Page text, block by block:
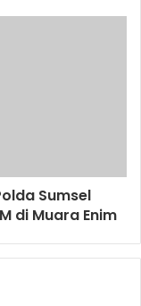
Sumsel
di Muara Enim